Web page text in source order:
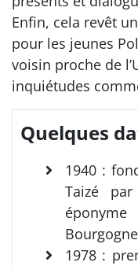
Enfin, cela revêt
pour les jeunes
voisin proche de
inquiétudes
Quelques
1940 :
Taizé
1978 :